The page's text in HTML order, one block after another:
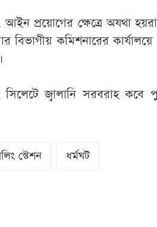
প্রয়োগের ক্ষেত্রে অযথা
বিভাগীয় কমিশনারের কার্যালয়ে
জ্বালানি সরবরাহ কবে
স্টেশন ধর্মঘট